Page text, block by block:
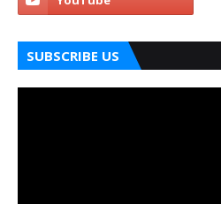
SUBSCRIBE US